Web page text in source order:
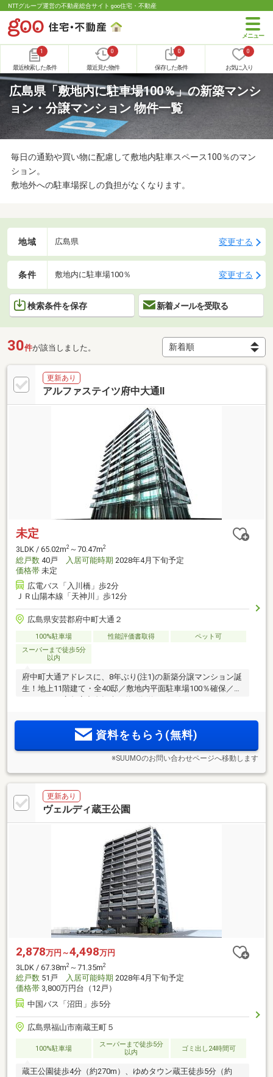
NTTグループ運営の不動産総合サイト goo住宅・不動産
1
最近検索した条件
0
最近見た物件
0
保存した条件
0
お気に入り
広島県「敷地内に駐車場100％」の新築マンシ
ョン・分譲マンション 物件一覧
毎日の通勤や買い物に配慮して敷地内駐車スペース100％のマン
ション。
敷地外への駐車場探しの負担がなくなります。
地域 広島県 変更する
条件 敷地内に駐車場100％ 変更する
検索条件を保存 新着メールを受取る
30件が該当しました。
更新あり
アルファステイツ府中大通II
未定
3LDK / 65.02m2 ～70.47m2
総戸数 40戸 入居可能時期 2028年4月下旬予定
価格帯 未定
広電バス「入川橋」歩2分
ＪＲ山陽本線「天神川」歩12分
広島県安芸郡府中町大通２
100%駐車場 性能評価書取得
ペット可
スーパーまで徒歩5分
以内
府中町大通アドレスに、8年ぶり(注1)の新築分譲マンション誕
生！地上11階建て・全40邸／敷地内平面駐車場100％確保／イ
資料をもらう(無料)
※SUUMOのお問い合わせページへ移動します
更新あり
ヴェルディ蔵王公園
2,878万円～4,498万円
3LDK / 67.38m2 ～71.35m2
総戸数 51戸 入居可能時期 2028年4月下旬予定
価格帯 3,800万円台（12戸）
中国バス「沼田」歩5分
広島県福山市南蔵王町５
100%駐車場
スーパーまで徒歩5分
以内
ゴミ出し24時間可
蔵王公園徒歩4分（約270m）、ゆめタウン蔵王徒歩5分（約